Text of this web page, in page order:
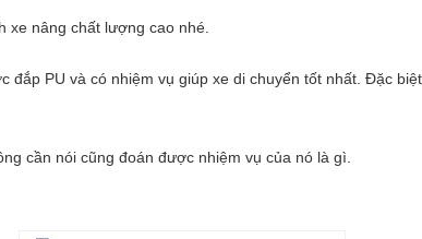
xe nâng chất lượng cao nhé.
đắp PU và có nhiệm vụ giúp xe di chuyển tốt nhất. Đặc
cần nói cũng đoán được nhiệm vụ của nó là gì.